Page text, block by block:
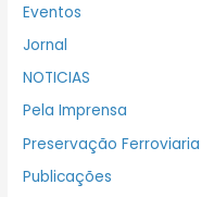
Eventos
Jornal
NOTICIAS
Pela Imprensa
Preservação Ferroviaria
Publicações